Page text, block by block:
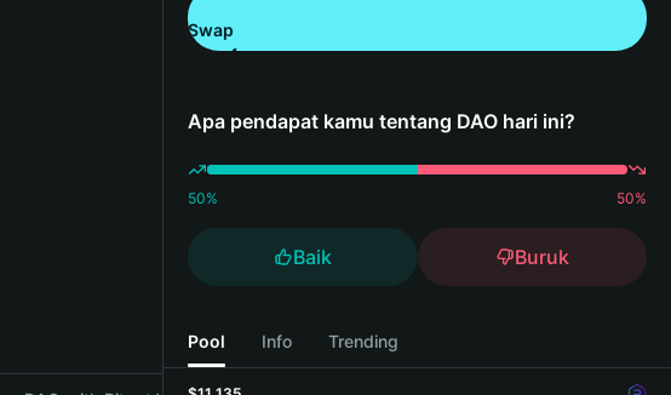
Swap
Apa pendapat kamu tentang DAO hari ini?
50% 50%
Baik Buruk
Pool Info Trending